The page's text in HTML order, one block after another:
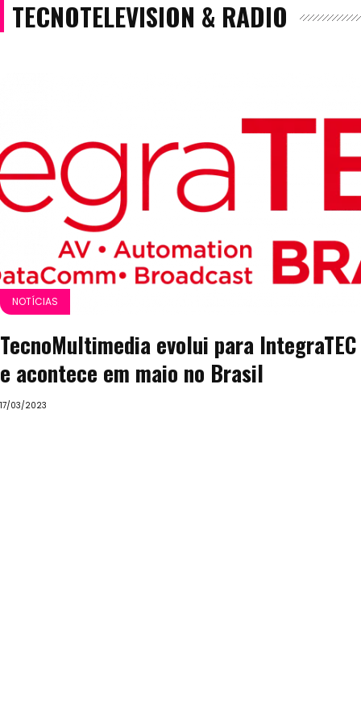
TECNOTELEVISION & RADIO
NOTÍCIAS
TecnoMultimedia evolui para IntegraTEC
e acontece em maio no Brasil
17/03/2023